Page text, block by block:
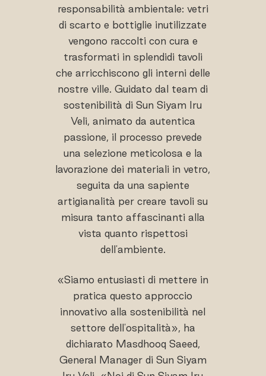
responsabilità ambientale: vetri
di scarto e bottiglie inutilizzate
vengono raccolti con cura e
trasformati in splendidi tavoli
che arricchiscono gli interni delle
nostre ville. Guidato dal team di
sostenibilità di Sun Siyam Iru
Veli, animato da autentica
passione, il processo prevede
una selezione meticolosa e la
lavorazione dei materiali in vetro,
seguita da una sapiente
artigianalità per creare tavoli su
misura tanto affascinanti alla
vista quanto rispettosi
dell'ambiente.
«Siamo entusiasti di mettere in
pratica questo approccio
innovativo alla sostenibilità nel
settore dell'ospitalità», ha
dichiarato Masdhooq Saeed,
General Manager di Sun Siyam